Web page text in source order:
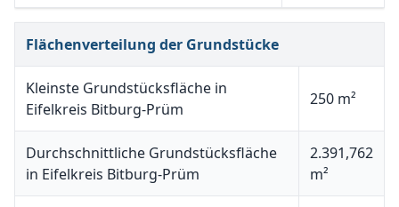
Flächenverteilung der Grundstücke
Kleinste Grundstücksfläche in
Eifelkreis Bitburg-Prüm
250 m²
Durchschnittliche Grundstücksfläche
in Eifelkreis Bitburg-Prüm
2.391,762
m²